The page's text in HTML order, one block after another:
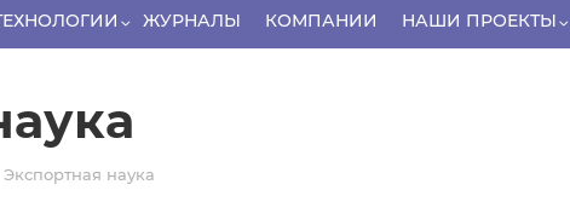
ЖУРНАЛЫ КОМПАНИИ НАШИ ПРОЕКТЫ
Экспортная наука